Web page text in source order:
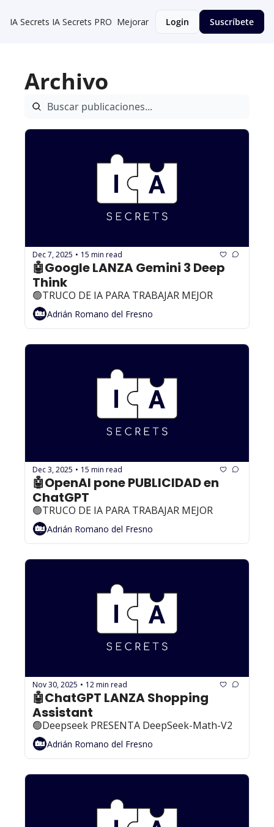
IA Secrets IA Secrets PRO Mejorar Login Suscríbete
Archivo
Dec 7, 2025 • 15 min read
🤖Google LANZA Gemini 3 Deep
Think
🟢TRUCO DE IA PARA TRABAJAR MEJOR
Adrián Romano del Fresno
Dec 3, 2025 • 15 min read
🤖OpenAI pone PUBLICIDAD en
ChatGPT
🟢TRUCO DE IA PARA TRABAJAR MEJOR
Adrián Romano del Fresno
Nov 30, 2025 • 12 min read
🤖ChatGPT LANZA Shopping
Assistant
🟢Deepseek PRESENTA DeepSeek-Math-V2
Adrián Romano del Fresno